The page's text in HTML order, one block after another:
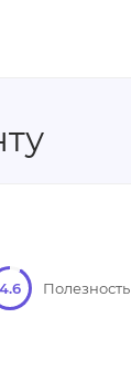
4.6 Полезность